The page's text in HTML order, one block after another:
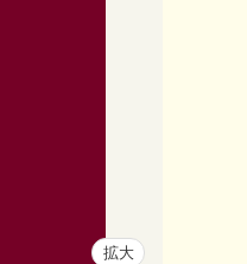
拡大